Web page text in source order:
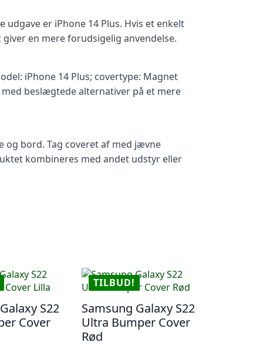
er iPhone 14 Plus. Hvis et enkelt
en mere forudsigelig anvendelse.
iPhone 14 Plus; covertype: Magnet
beslægtede alternativer på et mere
bord. Tag coveret af med jævne
kombineres med andet udstyr eller
S22
Cover
TILBUD!
Samsung Galaxy S22
Ultra Bumper Cover
Rød